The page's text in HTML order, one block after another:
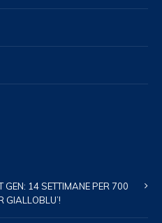
GEN: 14 SETTIMANE PER 700
GIALLOBLU’!